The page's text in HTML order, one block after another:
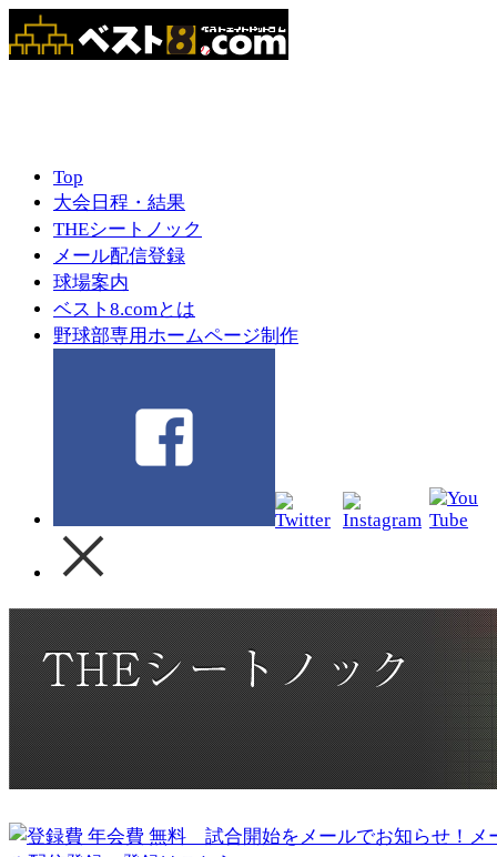
Top
大会日程・結果
THEシートノック
メール配信登録
球場案内
ベスト8.comとは
野球部専用ホームページ制作